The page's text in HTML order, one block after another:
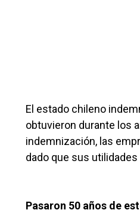
El estado chileno
obtuvieron durante los
indemnización, las
dado que sus
Pasaron 50 años de